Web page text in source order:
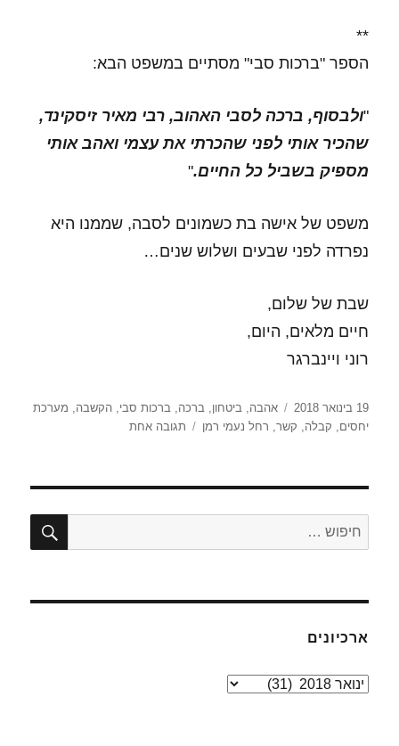
**
הספר "ברכות סבי" מסתיים במשפט הבא:
"ולבסוף, ברכה לסבי האהוב, רבי מאיר זיסקינד,
שהכיר אותי לפני שהכרתי את עצמי ואהב אותי
מספיק בשביל כל החיים."
משפט של אישה בת כשמונים לסבה, שממנו היא
נפרדה לפני שבעים ושלוש שנים…
שבת של שלום,
חיים מלאים, היום,
רוני ויינברגר
פורסם
בתאריך
19 בינואר 2018 תגיות
אהבה,ביטחון,ברכה,ברכות סבי,הקשבה, מערכת
יחסים, קבלה, קשר, רחל נעמי רמן תגובה אחתעל
חפש:
ארכיונים
ארכיונים